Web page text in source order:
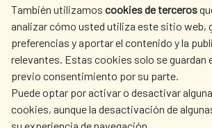
También utilizamos cookies de terceros
analizar cómo usted utiliza este sitio web,
preferencias y aportar el contenido y la
relevantes. Estas cookies solo se guardan
previo consentimiento por su parte.
Puede optar por activar o desactivar
cookies, aunque la desactivación de
CULTURE AND SCIENCE
OUR SOCIAL MEDIA